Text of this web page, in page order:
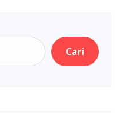
Cari